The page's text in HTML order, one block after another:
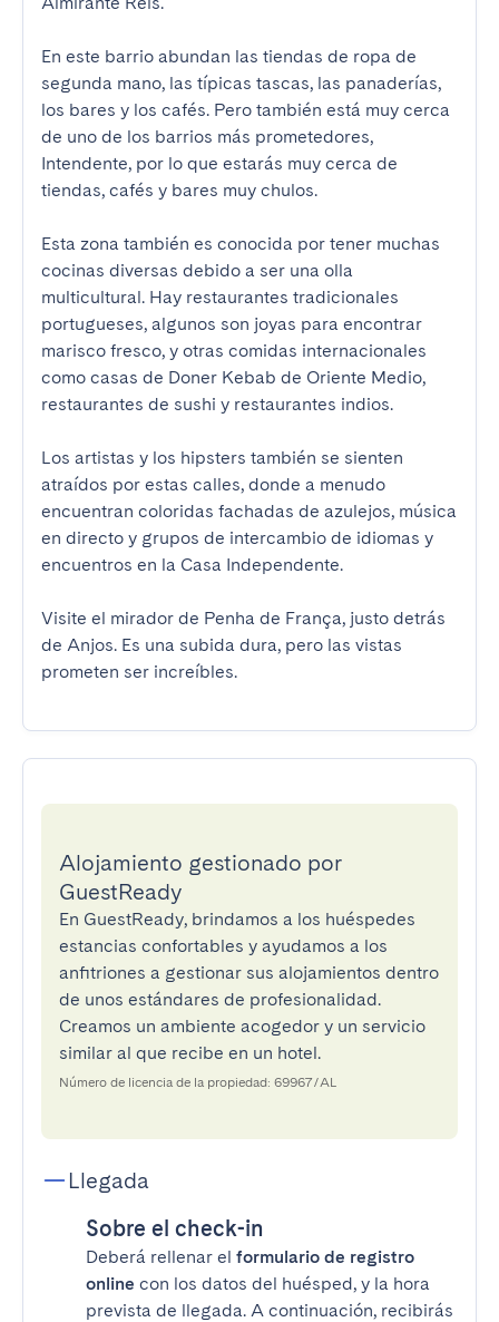
En este barrio abundan las tiendas de ropa de
segunda mano, las típicas tascas, las panaderías,
los bares y los cafés. Pero también está muy cerca
de uno de los barrios más prometedores,
Intendente, por lo que estarás muy cerca de
tiendas, cafés y bares muy chulos.
Esta zona también es conocida por tener muchas
cocinas diversas debido a ser una olla
multicultural. Hay restaurantes tradicionales
portugueses, algunos son joyas para encontrar
marisco fresco, y otras comidas internacionales
como casas de Doner Kebab de Oriente Medio,
restaurantes de sushi y restaurantes indios.
Los artistas y los hipsters también se sienten
atraídos por estas calles, donde a menudo
encuentran coloridas fachadas de azulejos, música
en directo y grupos de intercambio de idiomas y
encuentros en la Casa Independente.
Visite el mirador de Penha de França, justo detrás
de Anjos. Es una subida dura, pero las vistas
prometen ser increíbles.
Alojamiento gestionado por
GuestReady
En GuestReady, brindamos a los huéspedes
estancias confortables y ayudamos a los
anfitriones a gestionar sus alojamientos dentro
de unos estándares de profesionalidad.
Creamos un ambiente acogedor y un servicio
similar al que recibe en un hotel.
Número de licencia de la propiedad: 69967/AL
Llegada
Sobre el check-in
Deberá rellenar el formulario de registro
online con los datos del huésped, y la hora
prevista de llegada. A continuación, recibirás